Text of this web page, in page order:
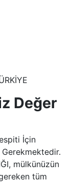
Değer
İçin
Gerekmektedir.
mülkünüzün
tüm